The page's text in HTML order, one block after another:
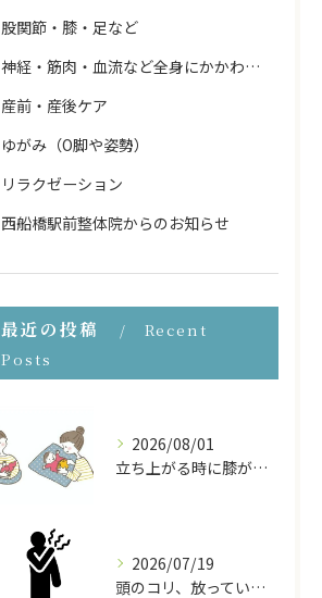
股関節・膝・足など
神経・筋肉・血流など全身にかかわること
産前・産後ケア
ゆがみ（O脚や姿勢）
リラクゼーション
西船橋駅前整体院からのお知らせ
最近の投稿
Recent
Posts
2026/08/01
立ち上がる時に膝が痛い！産後の膝の痛みの原因と対処法
2026/07/19
頭のコリ、放っていませんか？ドライヘッドスパで頭から体をほぐす